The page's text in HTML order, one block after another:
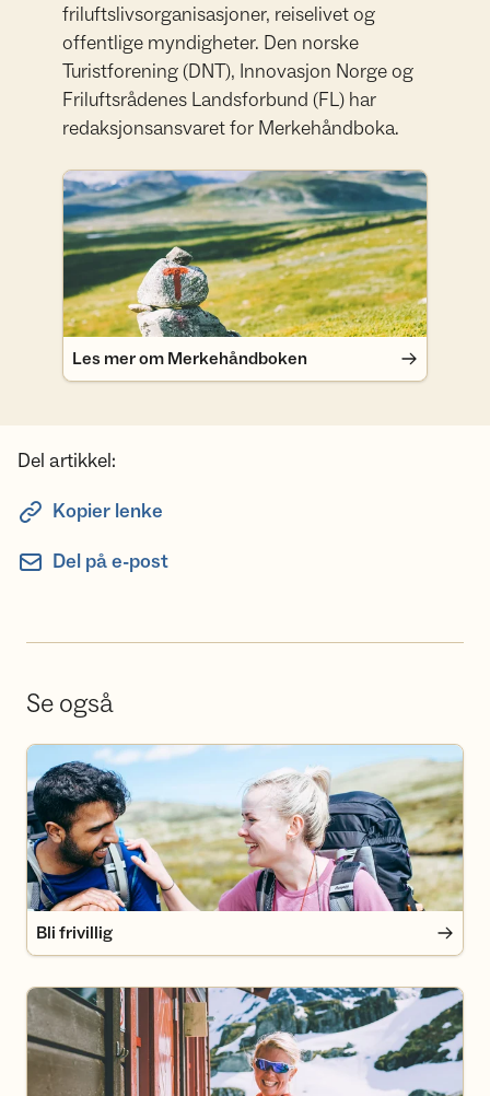
friluftslivsorganisasjoner, reiselivet og
offentlige myndigheter. Den norske
Turistforening (DNT), Innovasjon Norge og
Friluftsrådenes Landsforbund (FL) har
redaksjonsansvaret for Merkehåndboka.
Les mer om Merkehåndboken
Les mer om Merkehåndboken
Del artikkel:
Kopier lenke
Del på e-post
Se også
Bli frivillig
Bli frivillig
Bli medlem